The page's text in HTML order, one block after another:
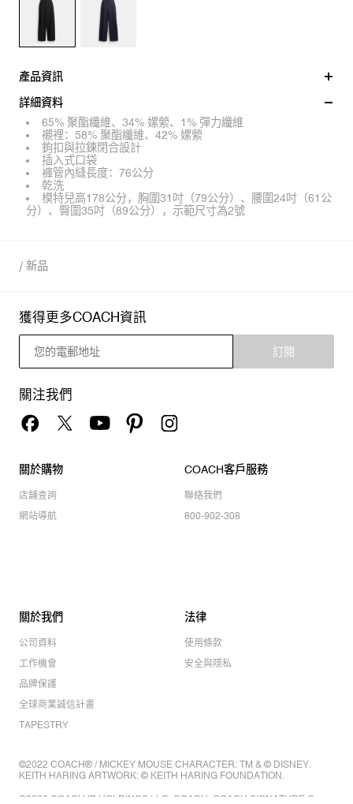
產品資訊
詳細資料
65% 聚酯纖維、34% 嫘縈、1% 彈力纖維
襯裡：58% 聚酯纖維、42% 嫘縈
鉤扣與拉鍊閉合設計
插入式口袋
褲管內縫長度：76公分
乾洗
模特兒高178公分，胸圍31吋（79公分）、腰圍24吋（61公
分）、臀圍35吋（89公分），示範尺寸為2號
/ 新品
獲得更多COACH資訊
訂閱
關注我們
關於購物
店舖查詢
網站導航
COACH客戶服務
聯絡我們
800-902-308
關於我們
公司資料
工作機會
品牌保護
全球商業誠信計畫
TAPESTRY
法律
使用條款
安全與隱私
©2022 COACH® / MICKEY MOUSE CHARACTER: TM & © DISNEY.
KEITH HARING ARTWORK: © KEITH HARING FOUNDATION.
©2022 COACH IP HOLDINGS LLC. COACH, COACH SIGNATURE C